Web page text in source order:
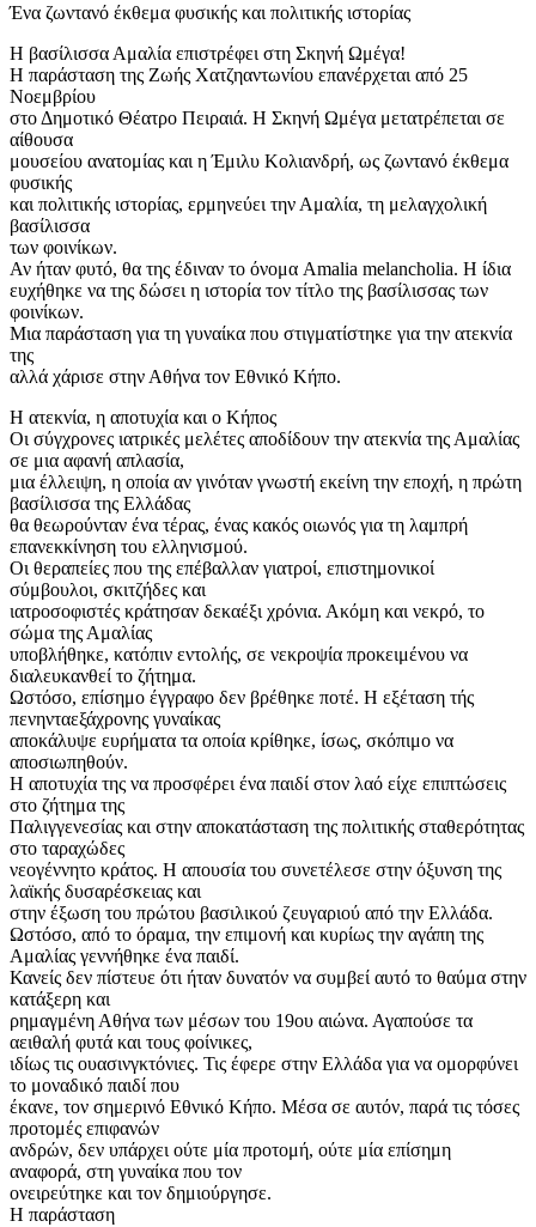
Ένα ζωντανό έκθεμα φυσικής και πολιτικής ιστορίας
Η βασίλισσα Αμαλία επιστρέφει στη Σκηνή Ωμέγα!
Η παράσταση της Ζωής Χατζηαντωνίου επανέρχεται από 25
Νοεμβρίου
στο Δημοτικό Θέατρο Πειραιά. Η Σκηνή Ωμέγα μετατρέπεται σε
αίθουσα
μουσείου ανατομίας και η Έμιλυ Κολιανδρή, ως ζωντανό έκθεμα
φυσικής
και πολιτικής ιστορίας, ερμηνεύει την Αμαλία, τη μελαγχολική
βασίλισσα
των φοινίκων.
Αν ήταν φυτό, θα της έδιναν το όνομα Amalia melancholia. Η ίδια
ευχήθηκε να της δώσει η ιστορία τον τίτλο της βασίλισσας των
φοινίκων.
Μια παράσταση για τη γυναίκα που στιγματίστηκε για την ατεκνία
της
αλλά χάρισε στην Αθήνα τον Εθνικό Κήπο.
Η ατεκνία, η αποτυχία και ο Kήπος
Οι σύγχρονες ιατρικές μελέτες αποδίδουν την ατεκνία της Αμαλίας
σε μια αφανή απλασία,
μια έλλειψη, η οποία αν γινόταν γνωστή εκείνη την εποχή, η πρώτη
βασίλισσα της Ελλάδας
θα θεωρούνταν ένα τέρας, ένας κακός οιωνός για τη λαμπρή
επανεκκίνηση του ελληνισμού.
Οι θεραπείες που της επέβαλλαν γιατροί, επιστημονικοί
σύμβουλοι, σκιτζήδες και
ιατροσοφιστές κράτησαν δεκαέξι χρόνια. Ακόμη και νεκρό, το
σώμα της Αμαλίας
υποβλήθηκε, κατόπιν εντολής, σε νεκροψία προκειμένου να
διαλευκανθεί το ζήτημα.
Ωστόσο, επίσημο έγγραφο δεν βρέθηκε ποτέ. Η εξέταση τής
πενηνταεξάχρονης γυναίκας
αποκάλυψε ευρήματα τα οποία κρίθηκε, ίσως, σκόπιμο να
αποσιωπηθούν.
Η αποτυχία της να προσφέρει ένα παιδί στον λαό είχε επιπτώσεις
στο ζήτημα της
Παλιγγενεσίας και στην αποκατάσταση της πολιτικής σταθερότητας
στο ταραχώδες
νεογέννητο κράτος. Η απουσία του συνετέλεσε στην όξυνση της
λαϊκής δυσαρέσκειας και
στην έξωση του πρώτου βασιλικού ζευγαριού από την Ελλάδα.
Ωστόσο, από το όραμα, την επιμονή και κυρίως την αγάπη της
Αμαλίας γεννήθηκε ένα παιδί.
Κανείς δεν πίστευε ότι ήταν δυνατόν να συμβεί αυτό το θαύμα στην
κατάξερη και
ρημαγμένη Αθήνα των μέσων του 19ου αιώνα. Αγαπούσε τα
αειθαλή φυτά και τους φοίνικες,
ιδίως τις ουασινγκτόνιες. Τις έφερε στην Ελλάδα για να ομορφύνει
το μοναδικό παιδί που
έκανε, τον σημερινό Εθνικό Κήπο. Μέσα σε αυτόν, παρά τις τόσες
προτομές επιφανών
ανδρών, δεν υπάρχει ούτε μία προτομή, ούτε μία επίσημη
αναφορά, στη γυναίκα που τον
ονειρεύτηκε και τον δημιούργησε.
Η παράσταση